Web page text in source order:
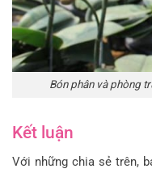
Bón phân và phòng
Kết luận
Với những chia sẻ trên,